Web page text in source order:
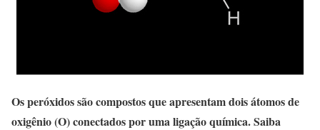
Os peróxidos são compostos que apresentam dois átomos de
oxigênio (O) conectados por uma ligação química. Saiba